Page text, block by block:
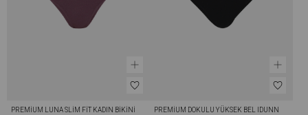
PREMIUM LUNA SLIM FIT KADIN BIKINI
PREMIUM DOKULU YÜKSEK BEL IDUNN